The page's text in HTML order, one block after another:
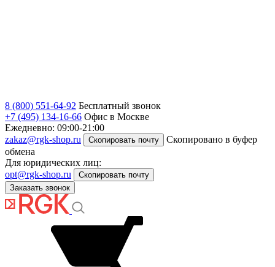
8 (800) 551-64-92 Бесплатный звонок
+7 (495) 134-16-66 Офис в Москве
Ежедневно: 09:00-21:00
zakaz@rgk-shop.ru
Скопировать почту
Скопировано в буфер
обмена
Для юридических лиц:
opt@rgk-shop.ru
Скопировать почту
Заказать звонок